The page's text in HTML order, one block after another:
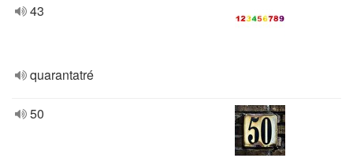
43
quarantatré
50